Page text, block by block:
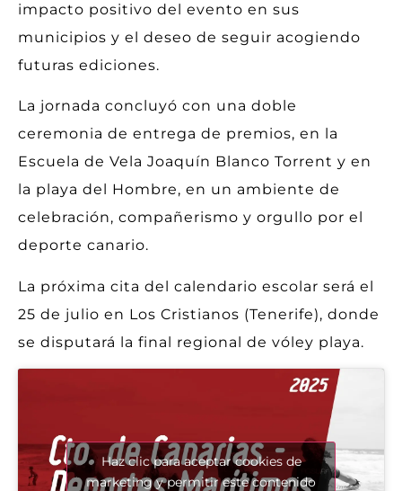
impacto positivo del evento en sus
municipios y el deseo de seguir acogiendo
futuras ediciones.
La jornada concluyó con una doble
ceremonia de entrega de premios, en la
Escuela de Vela Joaquín Blanco Torrent y en
la playa del Hombre, en un ambiente de
celebración, compañerismo y orgullo por el
deporte canario.
La próxima cita del calendario escolar será el
25 de julio en Los Cristianos (Tenerife), donde
se disputará la final regional de vóley playa.
Haz clic para aceptar cookies de
marketing y permitir este contenido